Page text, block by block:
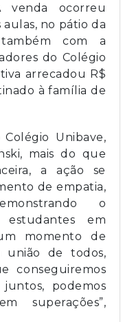
venda ocorreu
no pátio da
com a
do Colégio
arrecadou R$
à família de
Unibave,
mais do que
a ação se
de empatia,
o
estudantes em
momento de
união de todos,
conseguiremos
podemos
superações”,